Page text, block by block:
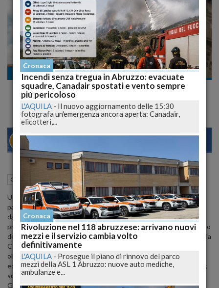
Cronaca nazionale
Da Avezzano a Roma in difesa dei tribunali
21 27
Cronaca nazionale L'Aquila (AQ) 24 Ottobre 2012 20:16
Una folta rappresentanza di Avvocati del Foro di Avezzano ha
partecipato ieri alla manifestazione nazionale indetta a Roma
dall’Organismo Unitario dell’Avvocatura per protestare contro i
provvedimenti che tendono a rendere sempre più difficile l’accesso
dei cittadini alla giustizia, in netto contrasto con gli artt. 3 e 24 della
Costituzione: aumento spropositato del contributo unificato;
obbligatorietà della c.d. media conciliazione; filtro in appello che
equivale ad una sostanziale abolizione del doppio grado di giudizio;
soppressione di tribunali cc.dd. minori e sedi distaccate.
Gli Avvocati avezzanesi, guidati dal Presidente dell’Ordine Avv.
Cronaca
Incendi senza tregua in Abruzzo: evacuate
squadre, Canadair spostati e vento sempre
più pericoloso
L'AQUILA - Il nuovo aggiornamento delle 15:30
fotografa un'emergenza ancora aperta: Canadair,
elicotteri,...
Cronaca
Rivoluzione nel 118 abruzzese: arrivano nuovi
mezzi e il servizio cambia volto
definitivamente
L'AQUILA - Prosegue il piano di rinnovo del parco
mezzi della ASL 1 Abruzzo: nuove auto mediche,
ambulanze e...